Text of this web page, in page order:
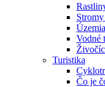
Vodné
Turistika
Čo je